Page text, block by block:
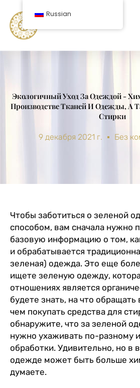
содержанию
Экологичный Уход За Одеждой -
Производстве Тканей И Одежды, А
Стирки
9 декабря 2021 г. Без
Чтобы заботиться о зеленой
способом, вам сначала нужно
базовую информацию о том,
и обрабатывается
зеленая) одежда. Это еще
ищете зеленую одежду,
отношениях является
будете знать, на что
чем покупать средства для
обнаружите, что за зеленой
нужно ухаживать по-разному
обработки. Удивительно, но в
одежде может быть больше
думаете.
Russian